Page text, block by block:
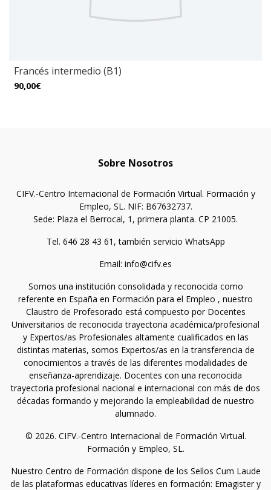
Francés intermedio (B1)
90,00€
Sobre Nosotros
CIFV.-Centro Internacional de Formación Virtual. Formación y
Empleo, SL. NIF: B67632737.
Sede: Plaza el Berrocal, 1, primera planta. CP 21005.
Tel. 646 28 43 61, también servicio WhatsApp
Email: info@cifv.es
Somos una institución consolidada y reconocida como
referente en España en Formación para el Empleo , nuestro
Claustro de Profesorado está compuesto por Docentes
Universitarios de reconocida trayectoria académica/profesional
y Expertos/as Profesionales altamente cualificados en las
distintas materias, somos Expertos/as en la transferencia de
conocimientos a través de las diferentes modalidades de
enseñanza-aprendizaje. Docentes con una reconocida
trayectoria profesional nacional e internacional con más de dos
décadas formando y mejorando la empleabilidad de nuestro
alumnado.
© 2026. CIFV.-Centro Internacional de Formación Virtual.
Formación y Empleo, SL.
Nuestro Centro de Formación dispone de los Sellos Cum Laude
de las plataformas educativas líderes en formación: Emagister y